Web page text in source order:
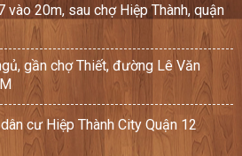
vào 20m, sau chợ Hiệp Thành, quận
gần chợ Thiết, đường Lê Văn
cư Hiệp Thành City Quận 12